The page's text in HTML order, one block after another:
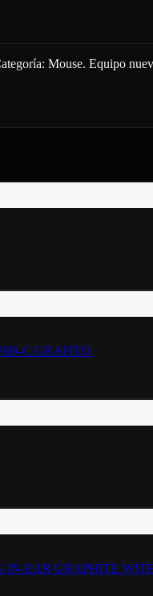
Mouse. Equipo
C GRAFITO
IN-EAR GRAPHITE